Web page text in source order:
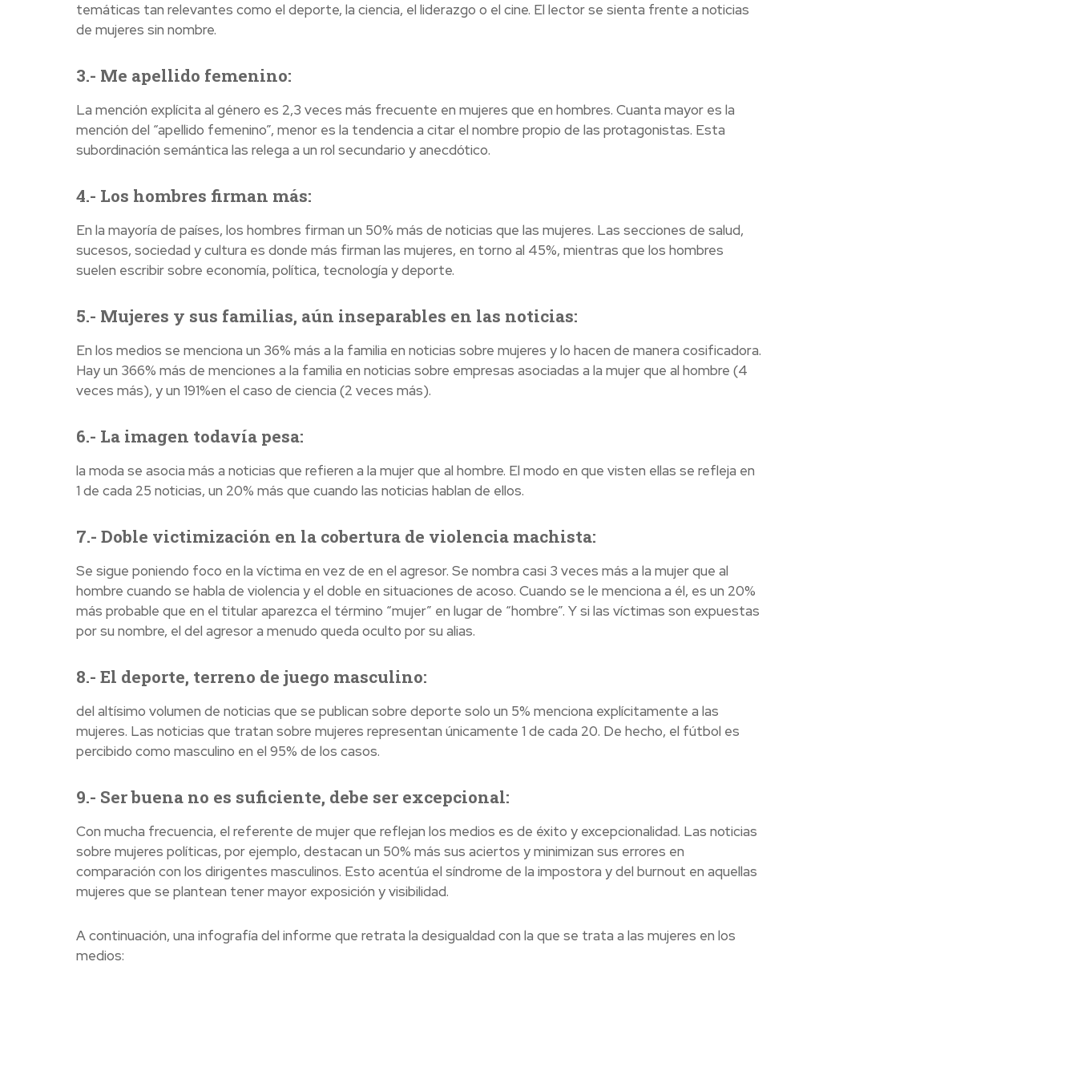
temáticas tan relevantes como el deporte, la ciencia, el liderazgo o el cine. El lector se sienta frente a noticias
de mujeres sin nombre.
3.- Me apellido femenino:
La mención explícita al género es 2,3 veces más frecuente en mujeres que en hombres. Cuanta mayor es la
mención del “apellido femenino”, menor es la tendencia a citar el nombre propio de las protagonistas. Esta
subordinación semántica las relega a un rol secundario y anecdótico.
4.- Los hombres firman más:
En la mayoría de países, los hombres firman un 50% más de noticias que las mujeres. Las secciones de salud,
sucesos, sociedad y cultura es donde más firman las mujeres, en torno al 45%, mientras que los hombres
suelen escribir sobre economía, política, tecnología y deporte.
5.- Mujeres y sus familias, aún inseparables en las noticias:
En los medios se menciona un 36% más a la familia en noticias sobre mujeres y lo hacen de manera cosificadora.
Hay un 366% más de menciones a la familia en noticias sobre empresas asociadas a la mujer que al hombre (4
veces más), y un 191%en el caso de ciencia (2 veces más).
6.- La imagen todavía pesa:
la moda se asocia más a noticias que refieren a la mujer que al hombre. El modo en que visten ellas se refleja en
1 de cada 25 noticias, un 20% más que cuando las noticias hablan de ellos.
7.- Doble victimización en la cobertura de violencia machista:
Se sigue poniendo foco en la víctima en vez de en el agresor. Se nombra casi 3 veces más a la mujer que al
hombre cuando se habla de violencia y el doble en situaciones de acoso. Cuando se le menciona a él, es un 20%
más probable que en el titular aparezca el término “mujer” en lugar de “hombre”. Y si las víctimas son expuestas
por su nombre, el del agresor a menudo queda oculto por su alias.
8.- El deporte, terreno de juego masculino:
del altísimo volumen de noticias que se publican sobre deporte solo un 5% menciona explícitamente a las
mujeres. Las noticias que tratan sobre mujeres representan únicamente 1 de cada 20. De hecho, el fútbol es
percibido como masculino en el 95% de los casos.
9.- Ser buena no es suficiente, debe ser excepcional:
Con mucha frecuencia, el referente de mujer que reflejan los medios es de éxito y excepcionalidad. Las noticias
sobre mujeres políticas, por ejemplo, destacan un 50% más sus aciertos y minimizan sus errores en
comparación con los dirigentes masculinos. Esto acentúa el síndrome de la impostora y del burnout en aquellas
mujeres que se plantean tener mayor exposición y visibilidad.
A continuación, una infografía del informe que retrata la desigualdad con la que se trata a las mujeres en los
medios: